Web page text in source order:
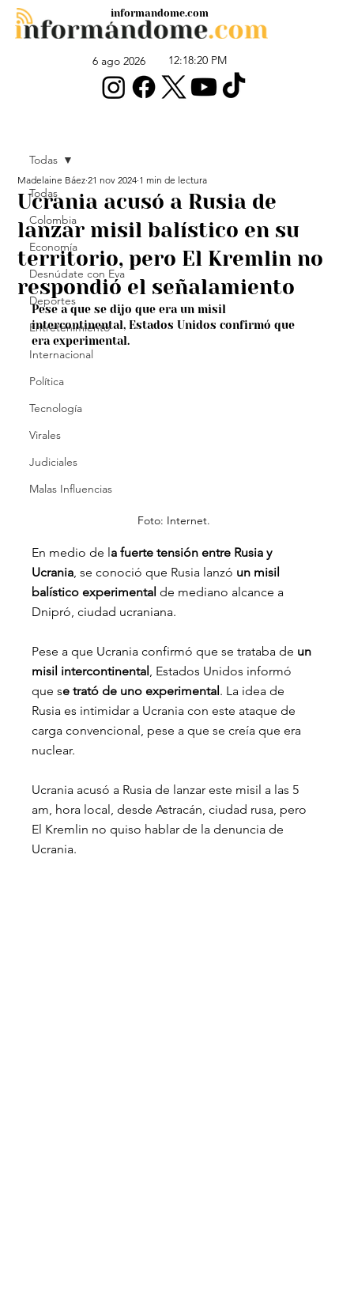
6 ago 2026 12:18:20 PM
informandome.com
Todas
Colombia
Economía
Desnúdate con Eva
Deportes
Entretenimiento
Internacional
Política
Tecnología
Virales
Judiciales
Malas Influencias
Todas
Ucrania acusó a Rusia de
lanzar misil balístico en su
territorio, pero El Kremlin no
respondió el señalamiento
Madelaine Báez 21 nov 2024 1 min de lectura
Pese a que se dijo que era un misil
intercontinental, Estados Unidos confirmó que
era experimental.
Foto: Internet.
En medio de la fuerte tensión entre Rusia y
Ucrania , se conoció que Rusia lanzó un misil
balístico experimental de mediano alcance a
Dnipró, ciudad ucraniana.
Pese a que Ucrania confirmó que se trataba de un
misil intercontinental , Estados Unidos informó
que se trató de uno experimental. La idea de
Rusia es intimidar a Ucrania con este ataque de
carga convencional, pese a que se creía que era
nuclear.
Ucrania acusó a Rusia de lanzar este misil a las 5
am, hora local, desde Astracán, ciudad rusa, pero
El Kremlin no quiso hablar de la denuncia de
Ucrania.